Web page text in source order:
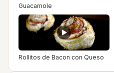
Guacamole
Rollitos de Bacon con Queso